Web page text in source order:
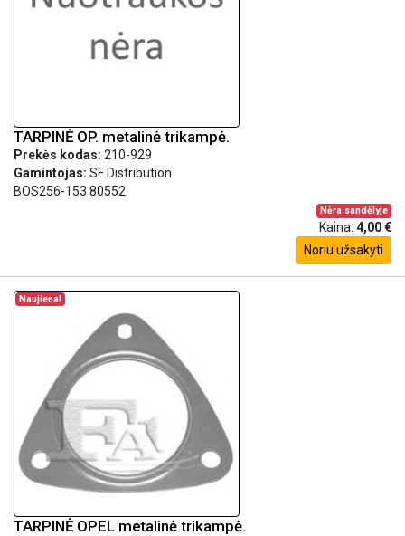
TARPINĖ OP. metalinė trikampė.
Prekės kodas: 210-929
Gamintojas: SF Distribution
BOS256-153 80552
Nėra sandėlyje
Kaina: 4,00 €
Noriu užsakyti
Naujiena!
TARPINĖ OPEL metalinė trikampė.